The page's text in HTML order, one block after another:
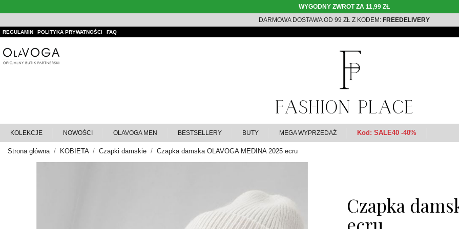
WYGODNY ZWROT ZA 11,99 ZŁ
DARMOWA DOSTAWA OD 99 ZŁ Z KODEM: FREEDELIVERY
REGULAMIN POLITYKA PRYWATNOŚCI FAQ
KOLEKCJE NOWOŚCI OLAVOGA MEN BESTSELLERY BUTY MEGA WYPRZEDAŻ Kod: SALE40 -40%
Strona główna KOBIETA Czapki damskie Czapka damska OLAVOGA MEDINA 2025 ecru
Czapka